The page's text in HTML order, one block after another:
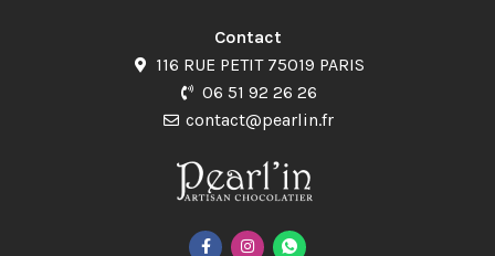
Contact
116 RUE PETIT 75019 PARIS
06 51 92 26 26
contact@pearlin.fr